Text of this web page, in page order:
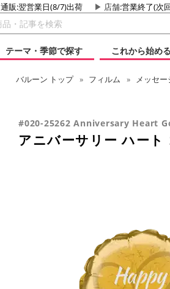
通販:翌営業日(8/7)出荷 店舗:営業終了(次
テーマ・季節で探す
これから始める
バルーン トップ フィルム メッセー
#020-25262 Anniversary Heart
アニバーサリー ハー